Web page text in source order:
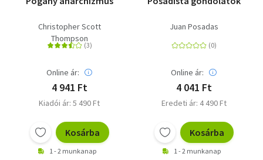
Christopher Scott
Thompson
Online ár:
4 941 Ft
Kiadói ár: 5 490 Ft
Kosárba
1 - 2 munkanap
Juan Posadas
Online ár:
4 041 Ft
Eredeti ár: 4 490 Ft
Kosárba
1 - 2 munkanap